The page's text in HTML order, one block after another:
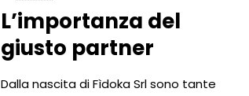
L’importanza del
giusto partner
Dalla nascita di Fìdoka Srl sono tante